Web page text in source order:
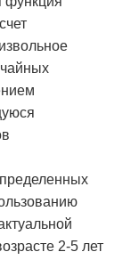
2-5 лет